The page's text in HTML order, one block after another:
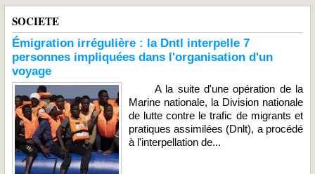
SOCIETE
Émigration irrégulière : la Dntl interpelle 7
personnes impliquées dans l'organisation d'un
voyage
A la suite d'une opération de la
Marine nationale, la Division nationale
de lutte contre le trafic de migrants et
pratiques assimilées (Dnlt), a procédé
à l'interpellation de...